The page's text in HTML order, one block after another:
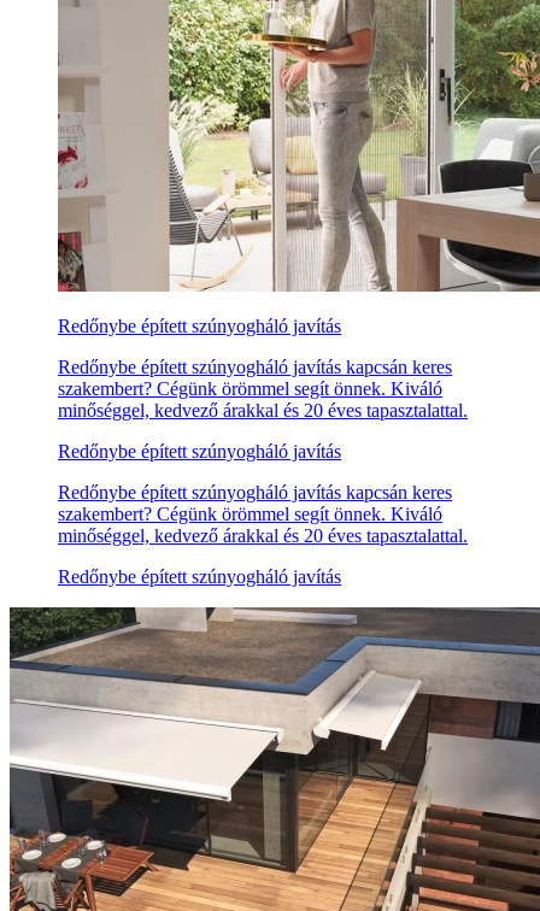
Redőnybe épített szúnyogháló javítás
Redőnybe épített szúnyogháló javítás kapcsán keres
szakembert? Cégünk örömmel segít önnek. Kiváló
minőséggel, kedvező árakkal és 20 éves tapasztalattal.
Redőnybe épített szúnyogháló javítás
Redőnybe épített szúnyogháló javítás kapcsán keres
szakembert? Cégünk örömmel segít önnek. Kiváló
minőséggel, kedvező árakkal és 20 éves tapasztalattal.
Redőnybe épített szúnyogháló javítás